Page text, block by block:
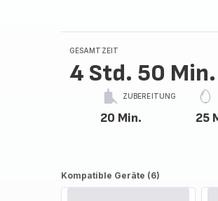
GESAMTZEIT
4 Std. 50 Min.
ZUBEREITUNG
20 Min. 25
Kompatible Geräte (6)